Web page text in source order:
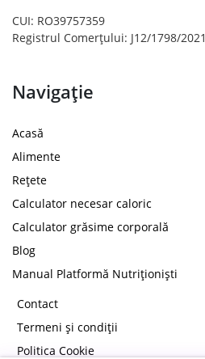
CUI: RO39757359
Registrul Comerțului: J12/1798/2021
Navigație
Acasă
Alimente
Rețete
Calculator necesar caloric
Calculator grăsime corporală
Blog
Manual Platformă Nutriționiști
Contact
Termeni și condiții
Politica Cookie